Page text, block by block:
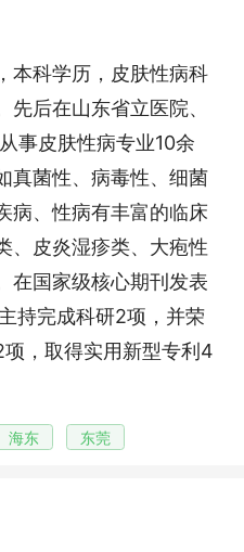
本科学历，皮肤性病科
后在山东省立医院、
事皮肤性病专业10余
真菌性、病毒性、细菌
病、性病有丰富的临床
、皮炎湿疹类、大疱性
在国家级核心期刊发表
持完成科研2项，并荣
，取得实用新型专利4
海东 东莞